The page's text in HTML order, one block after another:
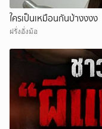
ใครเป็นเหมือนกันบ้างงงง
ฝรั่งอั่งม้อ